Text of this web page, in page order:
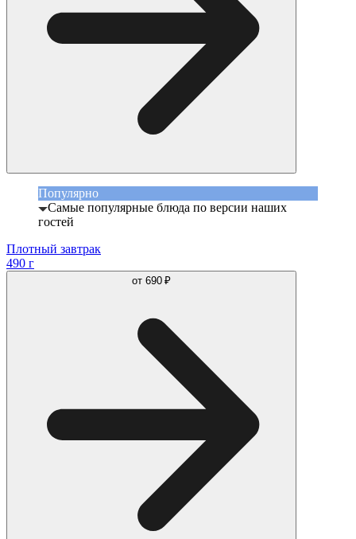
Популярно
Самые популярные блюда по версии наших
гостей
Плотный завтрак
490 г
от 690 ₽